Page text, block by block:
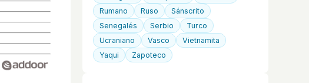
Rumano
Ruso
Sánscrito
Senegalés
Serbio
Turco
Ucraniano
Vasco
Vietnamita
Yaqui
Zapoteco